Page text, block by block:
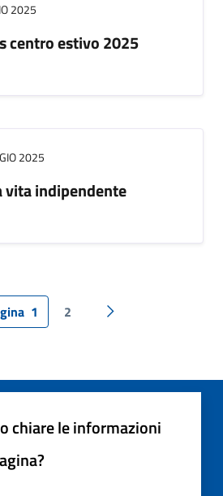
2025
centro estivo 2025
2025
vita indipendente
1 2 Pagina successiva
chiare le informazioni